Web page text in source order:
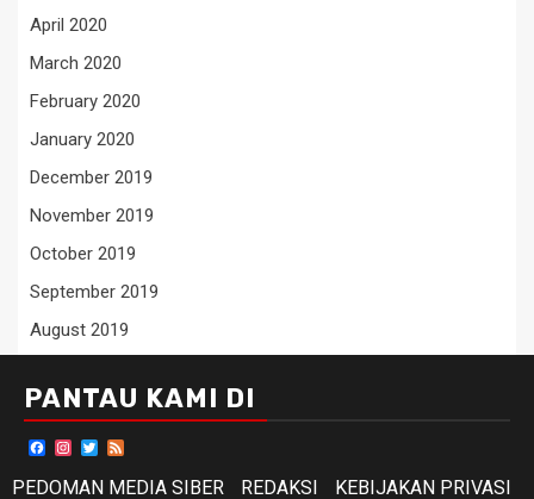
April 2020
March 2020
February 2020
January 2020
December 2019
November 2019
October 2019
September 2019
August 2019
PANTAU KAMI DI
Facebook
Instagram
Twitter
PEDOMAN MEDIA SIBER
REDAKSI KEBIJAKAN PRIVASI